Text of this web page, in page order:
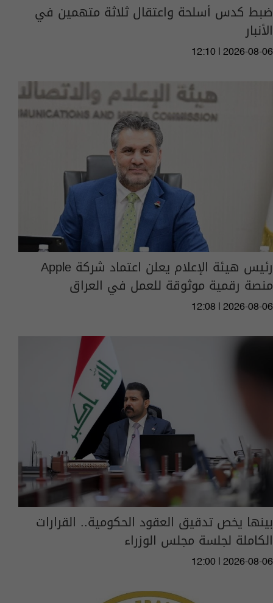
ضبط كدس أسلحة واعتقال ثلاثة متهمين في
الأنبار
12:10 | 2026-08-06
رئيس هيئة الإعلام يعلن اعتماد شركة Apple
منصة رقمية موثوقة للعمل في العراق
12:08 | 2026-08-06
بينها يخص تدقيق العقود الحكومية.. القرارات
الكاملة لجلسة مجلس الوزراء
12:00 | 2026-08-06